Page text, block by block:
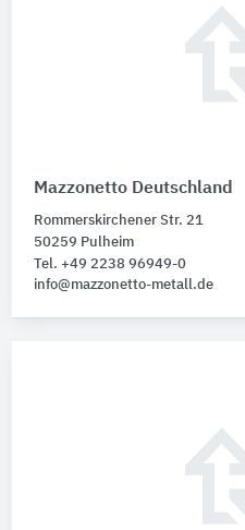
Mazzonetto Deutschland
Rommerskirchener Str. 21
50259 Pulheim
Tel. +49 2238 96949-0
info@mazzonetto-metall.de